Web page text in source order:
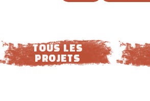
tous les
projets